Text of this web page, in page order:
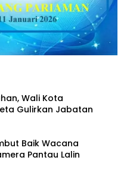
Wali Kota
Gulirkan Jabatan
Baik Wacana
Pantau Lalin